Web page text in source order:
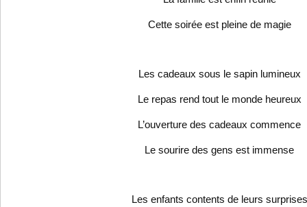
Cette soirée est pleine de magie
Les cadeaux sous le sapin lumineux
Le repas rend tout le monde heureux
L’ouverture des cadeaux commence
Le sourire des gens est immense
Les enfants contents de leurs surprises